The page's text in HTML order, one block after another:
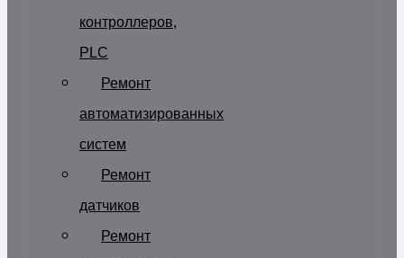
контроллеров,
PLC
Ремонт
автоматизированных
систем
Ремонт
датчиков
Ремонт